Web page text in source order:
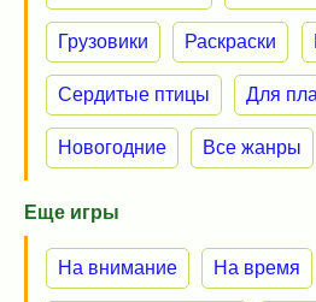
Грузовики Раскраски
Сердитые птицы Для
Новогодние Все жанры
Еще игры
На внимание На время